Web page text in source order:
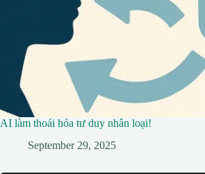
AI làm thoái hóa tư duy nhân loại!
September 29, 2025